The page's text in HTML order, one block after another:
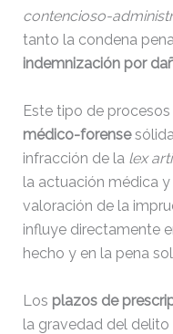
contencioso-
tanto la condena
indemnización por
Este tipo de procesos
médico-forense
infracción de la lex
la actuación médica
valoración de la
influye directamente
hecho y en la pena
Los plazos de
la gravedad del delito